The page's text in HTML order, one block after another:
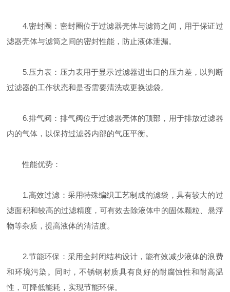
4.密封圈：密封圈位于过滤器壳体与滤筒之间，用于保证过
滤器壳体与滤筒之间的密封性能，防止液体泄漏。
5.压力表：压力表用于显示过滤器进出口的压力差，以判断
过滤器的工作状态和是否需要清洗或更换滤袋。
6.排气阀：排气阀位于过滤器壳体的顶部，用于排放过滤器
内的气体，以保持过滤器内部的气压平衡。
性能优势：
1.高效过滤：采用特殊编织工艺制成的滤袋，具有较大的过
滤面积和较高的过滤精度，可有效去除液体中的固体颗粒、悬浮
物等杂质，提高液体的清洁度。
2.节能环保：采用全封闭结构设计，能有效减少液体的浪费
和环境污染。同时，不锈钢材质具有良好的耐腐蚀性和耐高温
性，可降低能耗，实现节能环保。